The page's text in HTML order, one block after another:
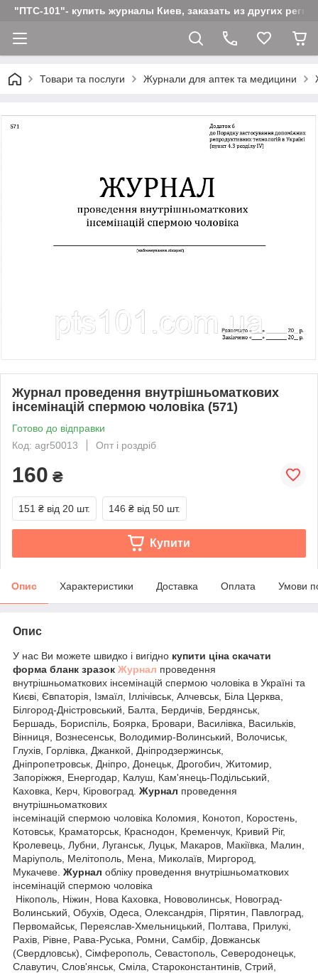
"ПТС-101"- купить журналы Киев, заказать из других
Товари та послуги Журнали для аптек та медицини
Журнал проведення внутрішньоматкових
інсемінацій спермою чоловіка (571)
Готово до відправки
Код: agr50013
Опт і роздріб
160 ₴
151 ₴ від 20 шт. 146 ₴ від 50 шт.
Купити
Опис Характеристики Доставка Оплата Умови
Опис
У нас Ви можете швидко і вигідно купити ціна скачати
форма бланк зразок Журнал проведення
внутрішньоматкових інсемінацій спермою чоловіка в Україні та
Києві, Євпаторія, Ізмаїл, Іллічівськ, Алчевськ, Біла Церква,
Білгород-Дністровський, Балта, Бердичів, Бердянськ,
Бершадь, Бориспіль, Боярка, Бровари, Василівка, Васильків,
Вінниця, Вознесенськ, Володимир-Волинський, Волочиськ,
Глухів, Горлівка, Джанкой, Дніпродзержинськ,
Дніпропетровськ, Дніпро, Донецьк, Дрогобич, Житомир,
Запоріжжя, Енергодар, Калуш, Кам'янець-Подільський,
Каховка, Керч, Кіровоград. Журнал проведення
внутрішньоматкових
інсемінацій спермою чоловіка Коломия, Конотоп, Коростень,
Котовськ, Краматорськ, Краснодон, Кременчук, Кривий Ріг,
Кролевець, Лубни, Луганськ, Луцьк, Макаров, Макіївка, Малин,
Маріуполь, Мелітополь, Мена, Миколаїв, Миргород,
Мукачеве. Журнал обліку проведення внутрішньоматкових
інсемінацій спермою чоловіка
Нікополь, Ніжин, Нова Каховка, Нововолинськ, Новоград-
Волинський, Обухів, Одеса, Олександрія, Пірятин, Павлоград,
Первомайськ, Переяслав-Хмельницький, Полтава, Прилукі,
Рахів, Рівне, Рава-Руська, Ромни, Самбір, Довжанськ
(Свердловськ), Сімферополь, Севастополь, Северодонецьк,
Славутич, Слов'янськ, Сміла, Староконстантинів, Стрий,